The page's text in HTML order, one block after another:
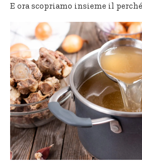
E ora scopriamo insieme il